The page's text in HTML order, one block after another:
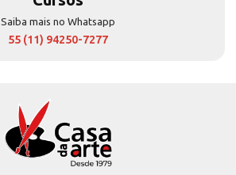
Saiba mais no Whatsapp
55 (11) 94250-7277